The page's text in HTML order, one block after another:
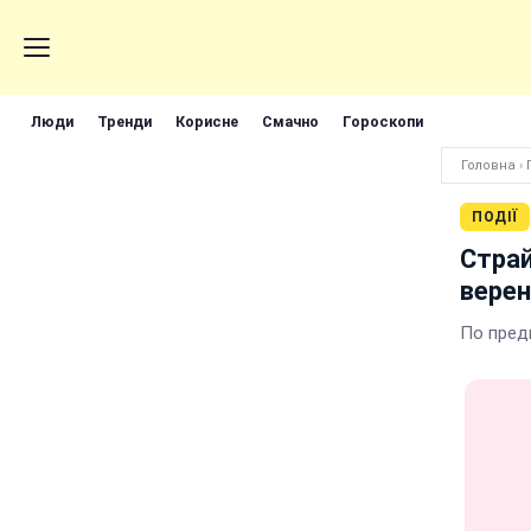
Люди Тренди Корисне Смачно Гороскопи
Головна ›
ПОДІЇ
По